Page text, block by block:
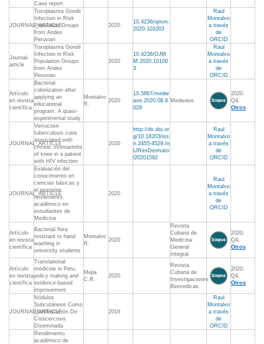
Case report
JOURNAL_ARTICLE
Toxoplasma Gondii
Infection in Risk
Population Groups
from Andes
Peruvian
2020
10.4236/ojmm.
2020.101003
Raul
Montalvo
a través
de
ORCID
Journal-
article
Toxoplasma Gondii
Infection in Risk
Population Groups
from Andes
Peruvian
2020
10.4236/OJM
M.2020.10100
3
Raul
Montalvo
a través
de
ORCID
Artículo
en revista
científica
Bacterial
colonization after
applying an
educational
program: A quasi-
experimental study
Montalvo
R.
2020
10.5867/medw
ave.2020.08.8
029
Medwave
2020:
Q4,
Otros
JOURNAL_ARTICLE
Verrucose
tuberculosis cutis
associated with
chronic monoartritis
of knee in a patient
with HIV infection
2020
http://dx.doi.or
g/10.18203/iss
n.2455-4529.In
tJResDermato
l20201592
Raul
Montalvo
a través
de
ORCID
JOURNAL_ARTICLE
Evaluación del
conocimiento en
ciencias básicas y
el posterior
rendimiento
académico en
estudiantes de
Medicina
2020
Raul
Montalvo
a través
de
ORCID
Artículo
en revista
científica
Bacterial flora
resistant to hand
washing in
university students
Montalvo
R.
2020
Revista
Cubana de
Medicina
General
Integral
2020:
Q4,
Otros
Artículo
en revista
científica
Translational
medicine in Peru,
policy making and
evidence-based
improvement
Mejia
C.R.
2020
Revista
Cubana de
Investigaciones
Biomedicas
2020:
Q4,
Otros
JOURNAL_ARTICLE
Nódulos
Subcutáneos Como
Manifestación De
Cisticercosis
Diseminada
2019
Raul
Montalvo
a través
de
ORCID
Rendimiento
académico de